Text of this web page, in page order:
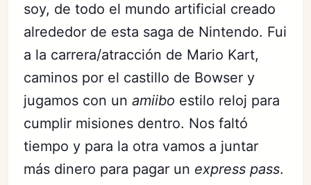
soy, de todo el mundo artificial creado
alrededor de esta saga de Nintendo. Fui
a la carrera/atracción de Mario Kart,
caminos por el castillo de Bowser y
jugamos con unamiibo estilo reloj para
cumplir misiones dentro. Nos faltó
tiempo y para la otra vamos a juntar
más dinero para pagar un express pass.